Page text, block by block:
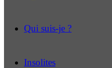
Qui suis-je ?
Insolites